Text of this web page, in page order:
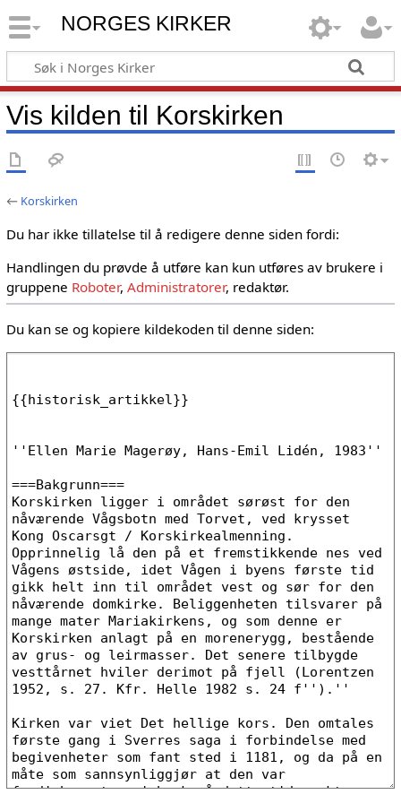
NORGES KIRKER
Vis kilden til Korskirken
← Korskirken
Du har ikke tillatelse til å redigere denne siden fordi:
Handlingen du prøvde å utføre kan kun utføres av brukere i
gruppene Roboter, Administratorer, redaktør.
Du kan se og kopiere kildekoden til denne siden: